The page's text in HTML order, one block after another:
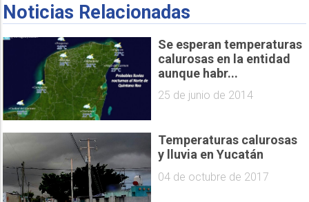
Noticias Relacionadas
Se esperan temperaturas
calurosas en la entidad
aunque habr...
25 de junio de 2014
Temperaturas calurosas
y lluvia en Yucatán
04 de octubre de 2017